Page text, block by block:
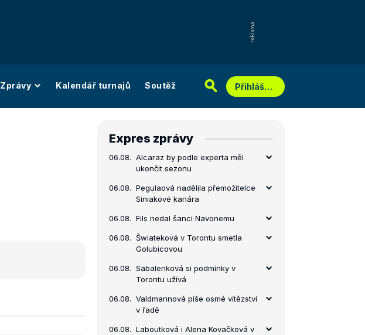
Zprávy Kalendář turnajů Soutěž Přihlášení
Expres zprávy
06.08. Alcaraz by podle experta měl
ukončit sezonu
06.08. Pegulaová nadělila přemožitelce
Siniakové kanára
06.08. Fils nedal šanci Navonemu
06.08. Šwiateková v Torontu smetla
Golubicovou
06.08. Sabalenková si podmínky v
Torontu užívá
06.08. Valdmannová píše osmé vítězství
v řadě
06.08. Laboutková i Alena Kovačková v